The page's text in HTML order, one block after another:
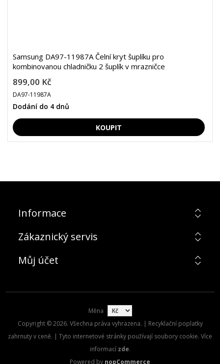
Samsung DA97-11987A Čelní kryt šuplíku pro
kombinovanou chladničku 2 šuplík v mrazničce
899,00 Kč
DA97-11987A
Dodání do 4 dnů
Informace
Zákaznický servis
Můj účet
Měna
Copyright © 2026. Všechna práva vyhrazena. | Recyklační poplatky
zahrnuty v ceně. | Tyto internetové stránky používají soubory cookie. Více
informací zde.
Powered by nopCommerce